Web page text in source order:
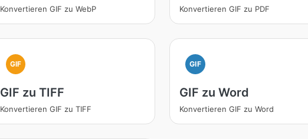
Konvertieren GIF zu WebP Konvertieren GIF zu PDF
GIF
GIF zu TIFF
Konvertieren GIF zu TIFF
GIF
GIF zu Word
Konvertieren GIF zu Word